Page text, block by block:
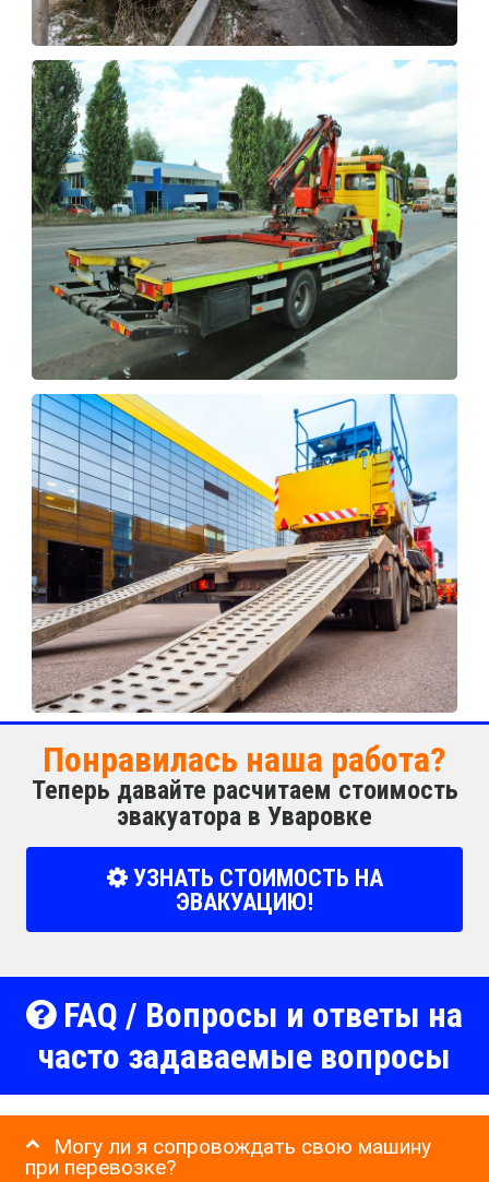
Понравилась наша работа?
Теперь давайте расчитаем стоимость
эвакуатора в Уваровке
УЗНАТЬ СТОИМОСТЬ НА
ЭВАКУАЦИЮ!
FAQ / Вопросы и ответы на
часто задаваемые вопросы
Могу ли я сопровождать свою машину
при перевозке?